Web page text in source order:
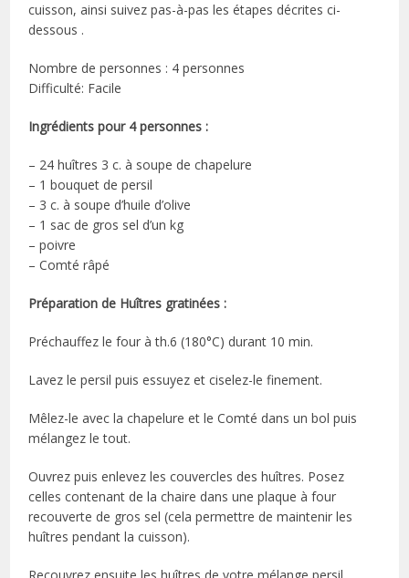
cuisson, ainsi suivez pas-à-pas les étapes décrites ci-
dessous .
Nombre de personnes : 4 personnes
Difficulté: Facile
Ingrédients pour 4 personnes :
– 24 huîtres 3 c. à soupe de chapelure
– 1 bouquet de persil
– 3 c. à soupe d’huile d’olive
– 1 sac de gros sel d’un kg
– poivre
– Comté râpé
Préparation de Huîtres gratinées :
Préchauffez le four à th.6 (180°C) durant 10 min.
Lavez le persil puis essuyez et ciselez-le finement.
Mêlez-le avec la chapelure et le Comté dans un bol puis
mélangez le tout.
Ouvrez puis enlevez les couvercles des huîtres. Posez
celles contenant de la chaire dans une plaque à four
recouverte de gros sel (cela permettre de maintenir les
huîtres pendant la cuisson).